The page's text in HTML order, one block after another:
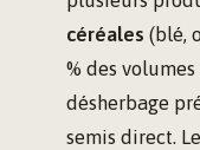
céréales (blé,
% des
désherbage
semis direct.